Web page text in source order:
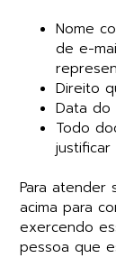
Nome
de e-
Direito
Data do
Todo
Para atender
acima para
exercendo
pessoa que